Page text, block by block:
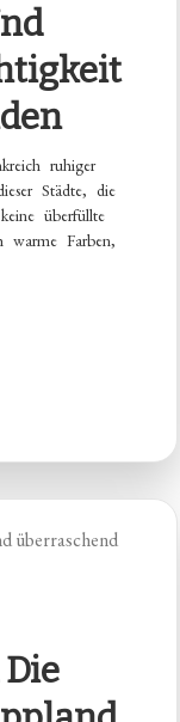
ruhiger
Städte, die
überfüllte
warme Farben,